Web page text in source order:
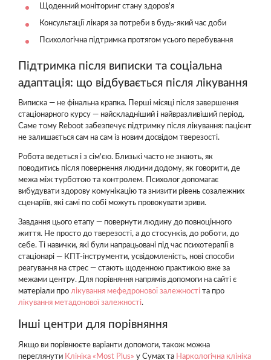
Щоденний моніторинг стану здоров'я
Консультації лікаря за потреби в будь-який час доби
Психологічна підтримка протягом усього перебування
Підтримка після виписки та соціальна
адаптація: що відбувається після лікування
Виписка — не фінальна крапка. Перші місяці після завершення
стаціонарного курсу — найскладніший і найвразливіший період.
Саме тому Reboot забезпечує підтримку після лікування: пацієнт
не залишається сам на сам із новим досвідом тверезості.
Робота ведеться і з сім'єю. Близькі часто не знають, як
поводитись після повернення людини додому, як говорити, де
межа між турботою та контролем. Психолог допомагає
вибудувати здорову комунікацію та знизити рівень созалежних
сценаріїв, які самі по собі можуть провокувати зриви.
Завдання цього етапу — повернути людину до повноцінного
життя. Не просто до тверезості, а до стосунків, до роботи, до
себе. Ті навички, які були напрацьовані під час психотерапії в
стаціонарі — КПТ-інструменти, усвідомленість, нові способи
реагування на стрес — стають щоденною практикою вже за
межами центру. Для порівняння напрямів допомоги на сайті є
матеріали про лікування мефедронової залежності та про
лікування метадонової залежності.
Інші центри для порівняння
Якщо ви порівнюєте варіанти допомоги, також можна
переглянути Клініка «Most Plus» у Сумах та Наркологічна клініка